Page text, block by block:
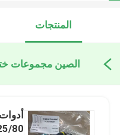
المنتجات
الصين مجموعات